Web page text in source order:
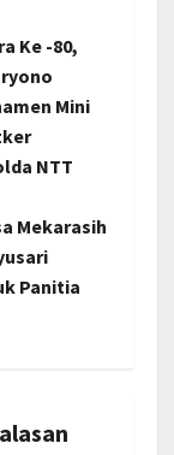
Ke -80,
Mini
NTT
Mekarasih
Panitia